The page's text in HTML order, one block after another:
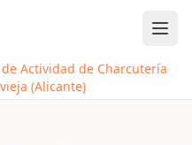
Actividad de Charcutería
(Alicante)